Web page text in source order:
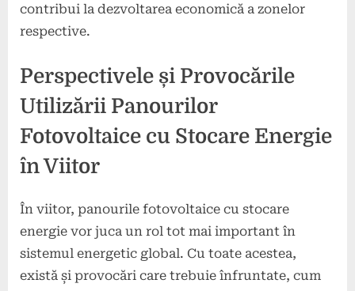
contribui la dezvoltarea economică a zonelor
respective.
Perspectivele și Provocările
Utilizării Panourilor
Fotovoltaice cu Stocare Energie
în Viitor
În viitor, panourile fotovoltaice cu stocare
energie vor juca un rol tot mai important în
sistemul energetic global. Cu toate acestea,
există și provocări care trebuie înfruntate, cum